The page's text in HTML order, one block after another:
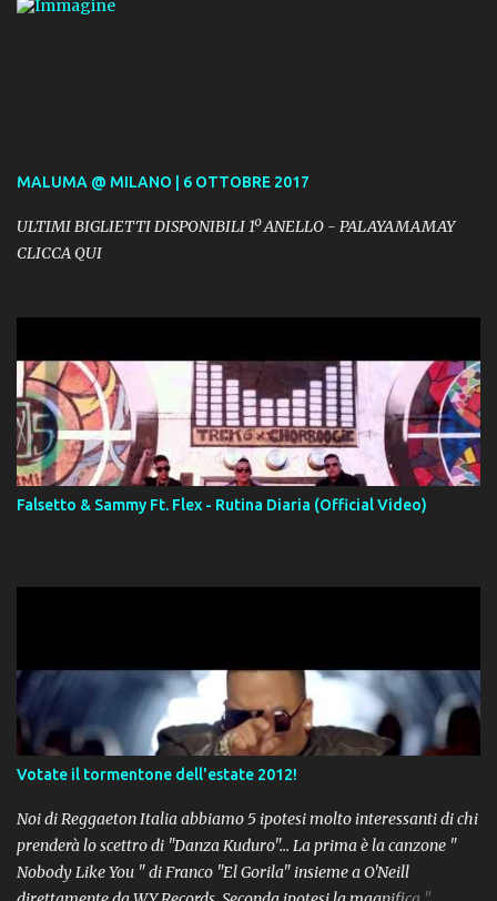
MALUMA @ MILANO | 6 OTTOBRE 2017
ULTIMI BIGLIETTI DISPONIBILI 1º ANELLO - PALAYAMAMAY
CLICCA QUI
Falsetto & Sammy Ft. Flex - Rutina Diaria (Official Video)
Votate il tormentone dell'estate 2012!
Noi di Reggaeton Italia abbiamo 5 ipotesi molto interessanti di chi
prenderà lo scettro di "Danza Kuduro"... La prima è la canzone "
Nobody Like You " di Franco "El Gorila" insieme a O'Neill